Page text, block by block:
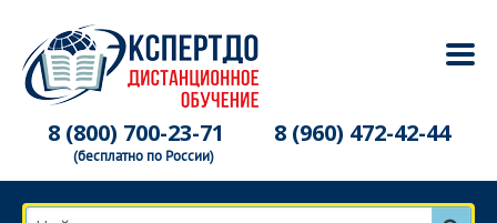
8 (800) 700-23-71
(бесплатно по России)
8 (960) 472-42-44